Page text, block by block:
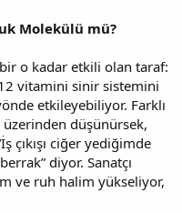
Molekülü mü?
o kadar etkili olan taraf:
vitamini sinir sistemini
etkileyebiliyor. Farklı
düşünürsek,
çıkışı ciğer yediğimde
diyor. Sanatçı
ve ruh halim yükseliyor,